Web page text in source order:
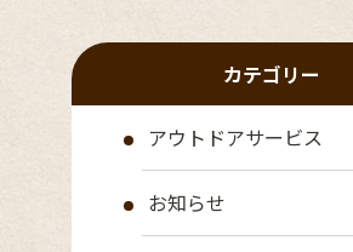
カテゴリー
アウトドアサービス
お知らせ